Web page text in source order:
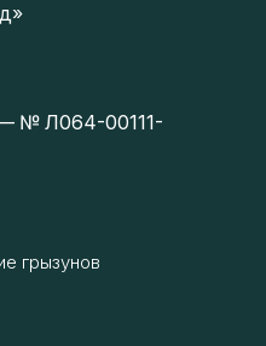
№ Л064-00111-
грызунов